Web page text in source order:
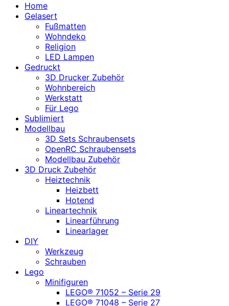
Home
Gelasert
Fußmatten
Wohndeko
Religion
LED Lampen
Gedruckt
3D Drucker Zubehör
Wohnbereich
Werkstatt
Für Lego
Sublimiert
Modellbau
3D Sets Schraubensets
OpenRC Schraubensets
Modellbau Zubehör
3D Druck Zubehör
Heiztechnik
Heizbett
Hotend
Lineartechnik
Linearführung
Linearlager
DIY
Werkzeug
Schrauben
Lego
Minifiguren
LEGO® 71052 – Serie 29
LEGO® 71048 – Serie 27